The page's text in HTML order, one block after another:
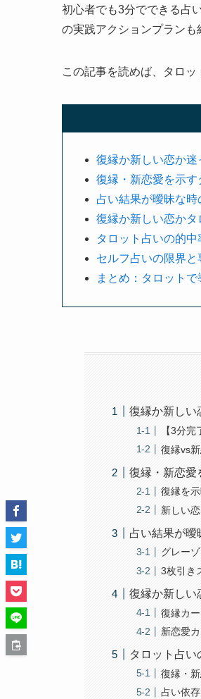
初心者でも3分でできる占
の実践アクションプランも
この記事を読めば、タロ
復縁か新しい恋か
復縁・新恋愛を示
占い結果が曖昧な
復縁か新しい恋か
タロット占いの的中
セルフ占いの限界
まとめ：タロット
復縁か新しい
【3分
復縁vs
復縁・新恋愛
復縁を
新しい
占い結果が曖
グレー
3枚引き
復縁か新しい
復縁カ
新恋愛
タロット占い
復縁・
占い依